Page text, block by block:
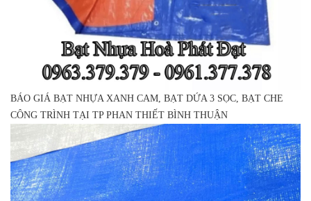
BÁO GIÁ BẠT NHỰA XANH CAM, BẠT DỨA 3 SỌC, BẠT CHE
CÔNG TRÌNH TẠI TP PHAN THIẾT BÌNH THUẬN